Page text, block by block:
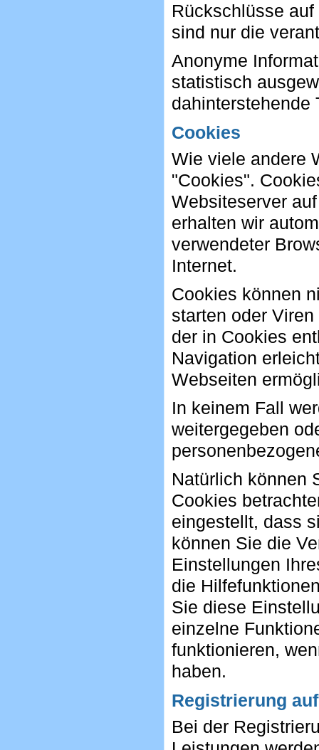
Rückschlüsse
sind nur die
Anonyme
statistisch
dahinterstehende
Cookies
Wie viele andere
"Cookies".
Websiteserver
erhalten wir
verwendeter
Internet.
Cookies können
starten oder
der in Cookies
Navigation
Webseiten
In keinem Fall
weitergegeben
Natürlich können
Cookies
eingestellt, dass
können Sie die
Einstellungen
die
Sie diese
einzelne
funktionieren,
haben.
Registrierung
Bei der